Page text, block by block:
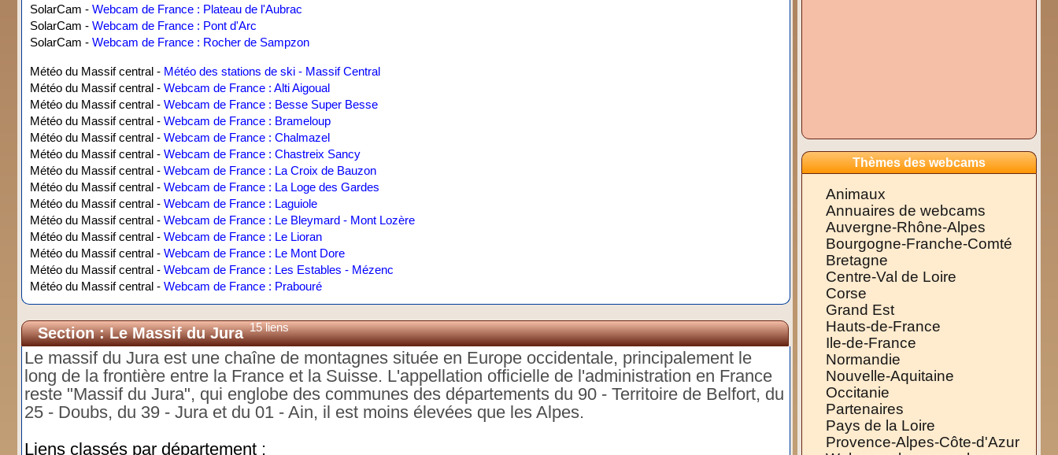
SolarCam - Webcam de France : Plateau de l'Aubrac
SolarCam - Webcam de France : Pont d'Arc
SolarCam - Webcam de France : Rocher de Sampzon
Météo du Massif central - Météo des stations de ski - Massif Central
Météo du Massif central - Webcam de France : Alti Aigoual
Météo du Massif central - Webcam de France : Besse Super Besse
Météo du Massif central - Webcam de France : Brameloup
Météo du Massif central - Webcam de France : Chalmazel
Météo du Massif central - Webcam de France : Chastreix Sancy
Météo du Massif central - Webcam de France : La Croix de Bauzon
Météo du Massif central - Webcam de France : La Loge des Gardes
Météo du Massif central - Webcam de France : Laguiole
Météo du Massif central - Webcam de France : Le Bleymard - Mont Lozère
Météo du Massif central - Webcam de France : Le Lioran
Météo du Massif central - Webcam de France : Le Mont Dore
Météo du Massif central - Webcam de France : Les Estables - Mézenc
Météo du Massif central - Webcam de France : Prabouré
Section : Le Massif du Jura 15 liens
Le massif du Jura est une chaîne de montagnes située en Europe occidentale, principalement le
long de la frontière entre la France et la Suisse. L'appellation officielle de l'administration en France
reste "Massif du Jura", qui englobe des communes des départements du 90 - Territoire de Belfort, du
25 - Doubs, du 39 - Jura et du 01 - Ain, il est moins élevées que les Alpes.
Liens classés par département :
Thèmes des webcams
Animaux
Annuaires de webcams
Auvergne-Rhône-Alpes
Bourgogne-Franche-Comté
Bretagne
Centre-Val de Loire
Corse
Grand Est
Hauts-de-France
Ile-de-France
Normandie
Nouvelle-Aquitaine
Occitanie
Partenaires
Pays de la Loire
Provence-Alpes-Côte-d'Azur